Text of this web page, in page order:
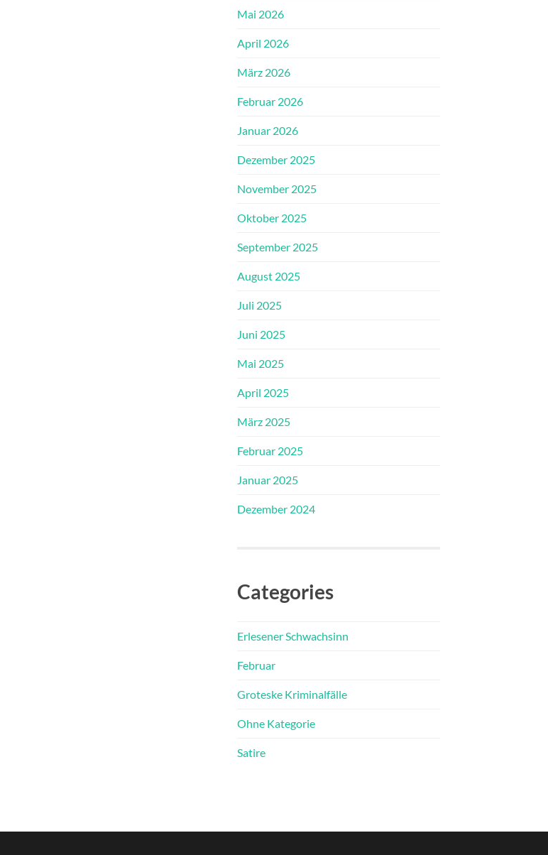
Mai 2026
April 2026
März 2026
Februar 2026
Januar 2026
Dezember 2025
November 2025
Oktober 2025
September 2025
August 2025
Juli 2025
Juni 2025
Mai 2025
April 2025
März 2025
Februar 2025
Januar 2025
Dezember 2024
Categories
Erlesener Schwachsinn
Februar
Groteske Kriminalfälle
Ohne Kategorie
Satire